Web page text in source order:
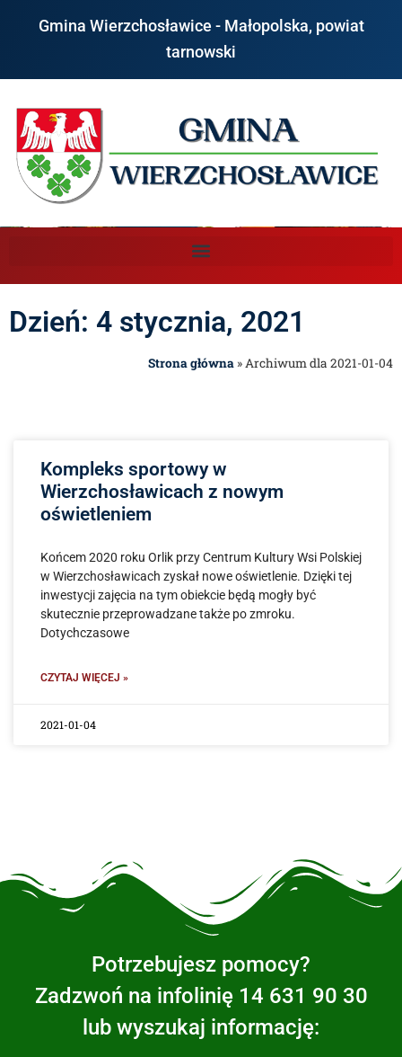
Gmina Wierzchosławice - Małopolska, powiat
tarnowski
Dzień: 4 stycznia, 2021
Strona główna »Archiwum dla 2021-01-04
Kompleks sportowy w
Wierzchosławicach z nowym
oświetleniem
Końcem 2020 roku Orlik przy Centrum Kultury Wsi Polskiej
w Wierzchosławicach zyskał nowe oświetlenie. Dzięki tej
inwestycji zajęcia na tym obiekcie będą mogły być
skutecznie przeprowadzane także po zmroku.
Dotychczasowe
CZYTAJ WIĘCEJ »
2021-01-04
Potrzebujesz pomocy?
Zadzwoń na infolinię 14 631 90 30
lub wyszukaj informację: